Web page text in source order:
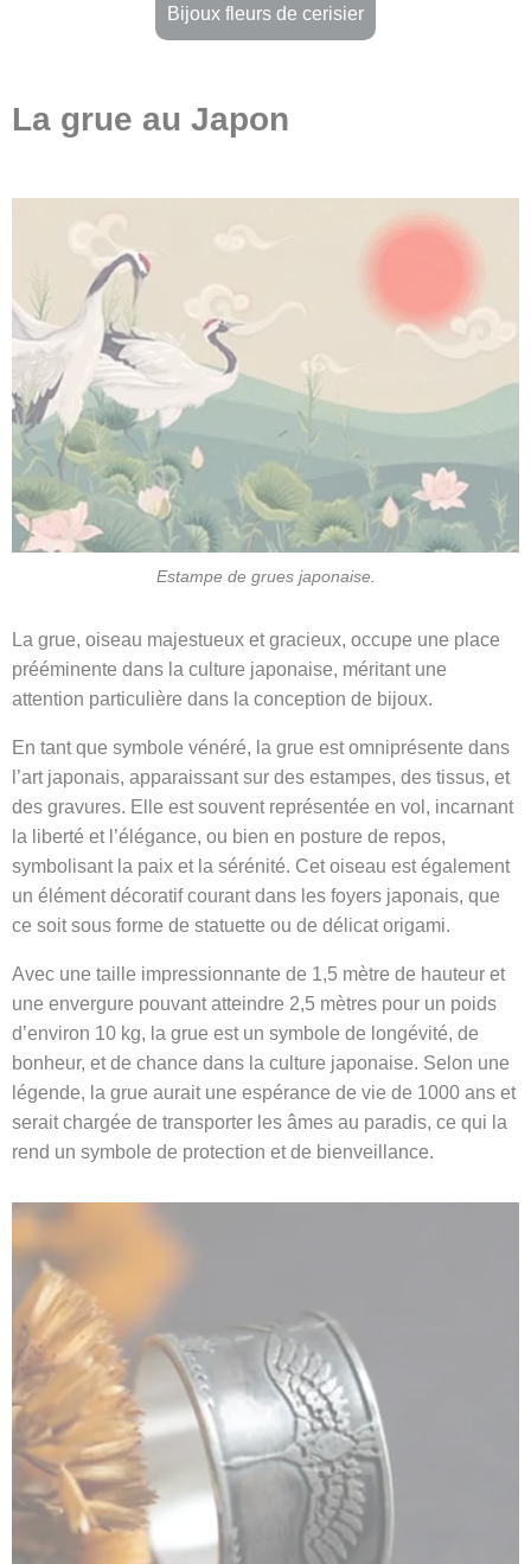
Bijoux fleurs de cerisier
La grue au Japon
Estampe de grues japonaise.
La grue, oiseau majestueux et gracieux, occupe une place
prééminente dans la culture japonaise, méritant une
attention particulière dans la conception de bijoux.
En tant que symbole vénéré, la grue est omniprésente dans
l’art japonais, apparaissant sur des estampes, des tissus, et
des gravures. Elle est souvent représentée en vol, incarnant
la liberté et l’élégance, ou bien en posture de repos,
symbolisant la paix et la sérénité. Cet oiseau est également
un élément décoratif courant dans les foyers japonais, que
ce soit sous forme de statuette ou de délicat origami.
Avec une taille impressionnante de 1,5 mètre de hauteur et
une envergure pouvant atteindre 2,5 mètres pour un poids
d’environ 10 kg, la grue est un symbole de longévité, de
bonheur, et de chance dans la culture japonaise. Selon une
légende, la grue aurait une espérance de vie de 1000 ans et
serait chargée de transporter les âmes au paradis, ce qui la
rend un symbole de protection et de bienveillance.